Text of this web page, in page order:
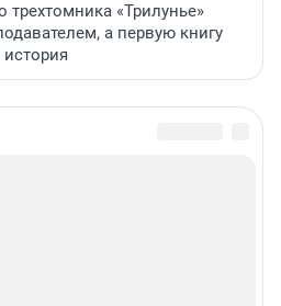
трехтомника «Трилунье»
а первую книгу